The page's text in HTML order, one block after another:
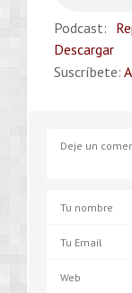
Podcast:
Descargar
Suscríbete: